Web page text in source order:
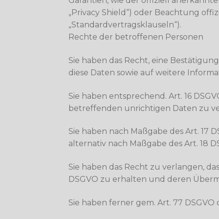
„Privacy Shield“) oder Beachtung
„Standardvertragsklauseln“).
Rechte der betroffenen Personen
Sie haben das Recht, eine
diese Daten sowie auf weitere
Sie haben entsprechend. Art. 16
betreffenden unrichtigen Daten zu
Sie haben nach Maßgabe des Art. 17
alternativ nach Maßgabe des Art. 18
Sie haben das Recht zu verlangen,
DSGVO zu erhalten und deren
Sie haben ferner gem. Art. 77